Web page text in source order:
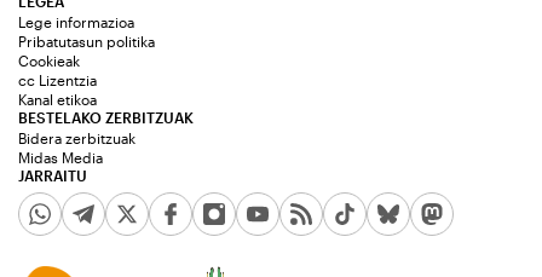
JARRAITU
Lege informazioa
Pribatutasun politika
Cookieak
cc Lizentzia
Kanal etikoa
BESTELAKO ZERBITZUAK
Bidera zerbitzuak
Midas Media